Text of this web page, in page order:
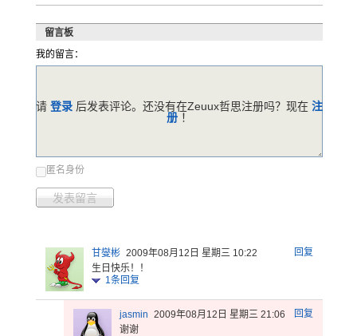
留言板
我的留言：
匿名身份
发表留言
请 登录 后发表评论。还没有在Zeuux哲思注册吗？现在 注
册 ！
回复
甘燮彬 2009年08月12日 星期三 10:22
生日快乐！！
1条回复
回复
jasmin 2009年08月12日 星期三 21:06
谢谢